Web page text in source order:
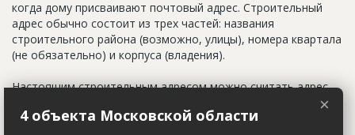
когда дому присваивают почтовый адрес. Строительный
адрес обычно состоит из трех частей: названия
строительного района (возможно, улицы), номера квартала
(не обязательно) и корпуса (владения).
Настоящим строительным адресом можно считать адрес,
указанный в правоустанавливающих документах. Иногда
строительные организации делают свои добавления
×
4 объекта Московской области